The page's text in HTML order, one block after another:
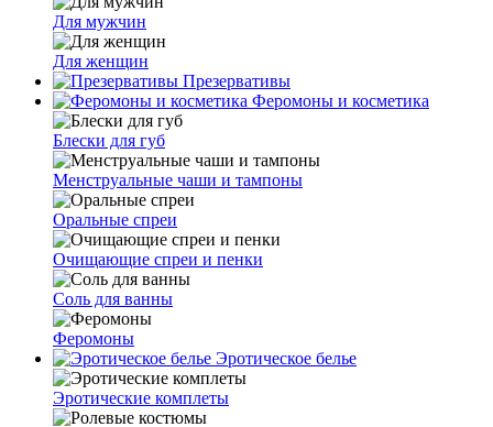
Для мужчин
Для женщин
Презервативы
Феромоны и косметика
Блески для губ
Менструальные чаши и тампоны
Оральные спреи
Очищающие спреи и пенки
Соль для ванны
Феромоны
Эротическое белье
Эротические комплеты